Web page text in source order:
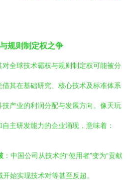
规则制定权之争
全球技术霸权与规则制定权可能被分
其在基础研究、核心技术及标准体系
技产业的利润分配与发展方向。像天玩
主研发能力的企业涌现，意味着：
：中国公司从技术的“使用者”变为“贡献
始实现技术对等甚至反超。